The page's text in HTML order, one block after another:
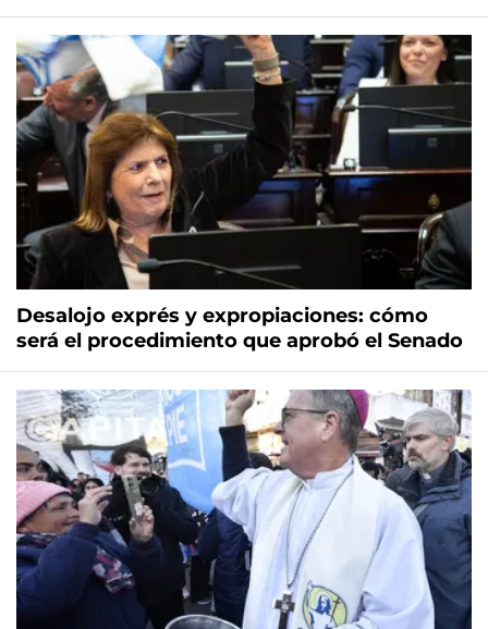
Desalojo exprés y expropiaciones: cómo
será el procedimiento que aprobó el Senado